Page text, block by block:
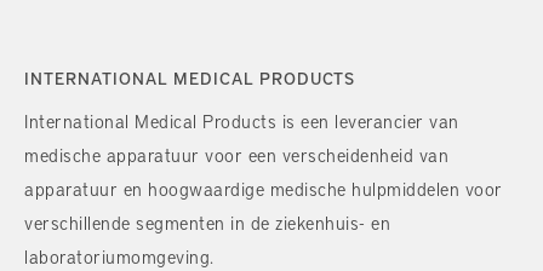
INTERNATIONAL MEDICAL PRODUCTS
International Medical Products is een leverancier van
medische apparatuur voor een verscheidenheid van
apparatuur en hoogwaardige medische hulpmiddelen voor
verschillende segmenten in de ziekenhuis- en
laboratoriumomgeving.